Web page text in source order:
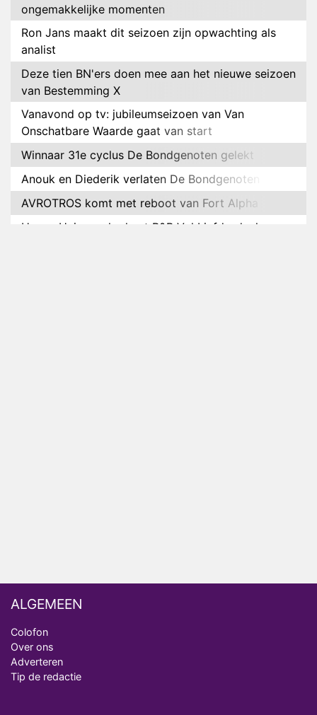
ongemakkelijke momenten
Ron Jans maakt dit seizoen zijn opwachting als
analist
Deze tien BN'ers doen mee aan het nieuwe seizoen
van Bestemming X
Vanavond op tv: jubileumseizoen van Van
Onschatbare Waarde gaat van start
Winnaar 31e cyclus De Bondgenoten gelekt
Anouk en Diederik verlaten De Bondgenoten
AVROTROS komt met reboot van Fort Alpha
Henny Huisman herkent B&B Vol Liefde-deelnemer
ALGEMEEN
Colofon
Over ons
Adverteren
Tip de redactie